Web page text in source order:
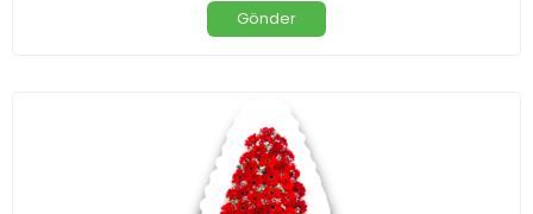
Gönder